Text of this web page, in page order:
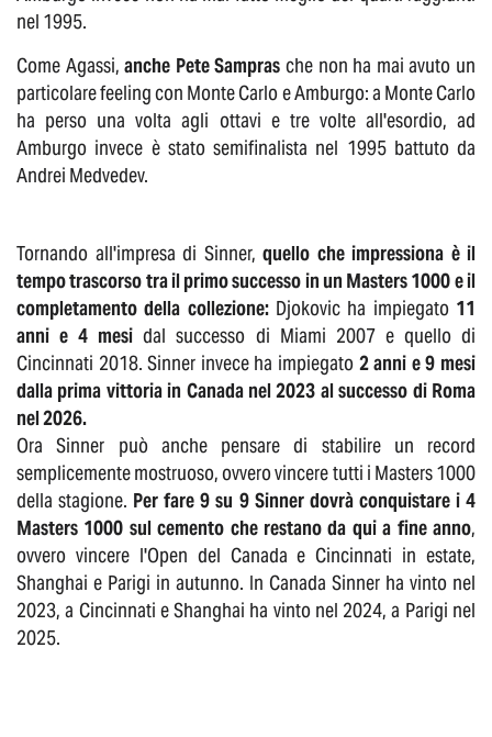
nel 1995.
Come Agassi,anche Pete Sampras che non ha mai avuto un
particolare feeling con Monte Carlo e Amburgo: a Monte Carlo
ha perso una volta agli ottavi e tre volte all'esordio, ad
Amburgo invece è stato semifinalista nel 1995 battuto da
Andrei Medvedev.
Tornando all'impresa di Sinner, quello che impressiona è il
tempo trascorso tra il primo successo in un Masters 1000 e il
completamento della collezione:Djokovic ha impiegato 11
anni e 4 mesi dal successo di Miami 2007 e quello di
Cincinnati 2018. Sinner invece ha impiegato 2 anni e 9 mesi
dalla prima vittoria in Canada nel 2023 al successo di Roma
nel 2026.
Ora Sinner può anche pensare di stabilire un record
semplicemente mostruoso, ovvero vincere tutti i Masters 1000
della stagione. Per fare 9 su 9 Sinner dovrà conquistare i 4
Masters 1000 sul cemento che restano da qui a fine anno,
ovvero vincere l'Open del Canada e Cincinnati in estate,
Shanghai e Parigi in autunno. In Canada Sinner ha vinto nel
2023, a Cincinnati e Shanghai ha vinto nel 2024, a Parigi nel
2025.